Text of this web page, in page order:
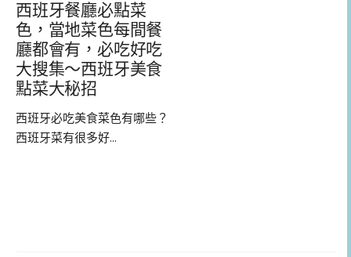
西班牙餐廳必點菜
色，當地菜色每間餐
廳都會有，必吃好吃
大搜集～西班牙美食
點菜大秘招
西班牙必吃美食菜色有哪些？
西班牙菜有很多好...